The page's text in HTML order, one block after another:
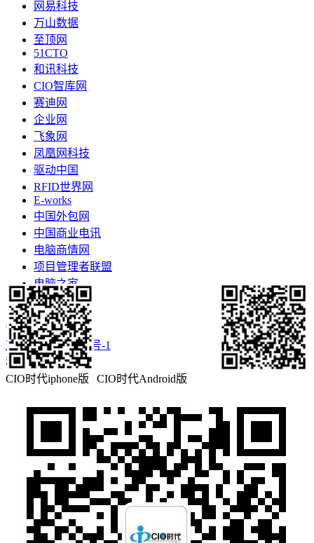
网易科技
万山数据
至顶网
51CTO
和讯科技
CIO智库网
赛迪网
企业网
飞象网
凤凰网科技
驱动中国
RFID世界网
E-works
中国外包网
中国商业电讯
电脑商情网
项目管理者联盟
电脑之家
更多>>
京ICP备16057460号-1
移动客户端
CIO时代iphone版
CIO时代Android版